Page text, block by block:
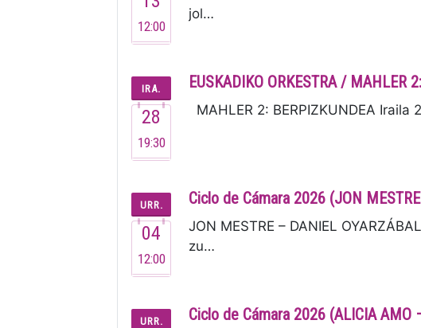
12:00
jol…
IRA.
28
19:30
EUSKADIKO ORKESTRA / MAHLER
MAHLER 2: BERPIZKUNDEA
URR.
04
12:00
Ciclo de Cámara 2026 (JON
JON MESTRE – DANIEL
zu…
URR. Ciclo de Cámara 2026 (ALICIA AMO